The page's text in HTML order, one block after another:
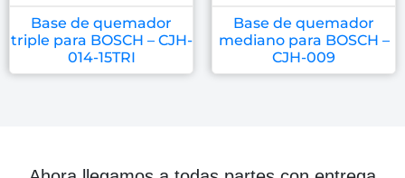
Base de quemador
triple para BOSCH – CJH-
014-15TRI
Base de quemador
mediano para BOSCH –
CJH-009